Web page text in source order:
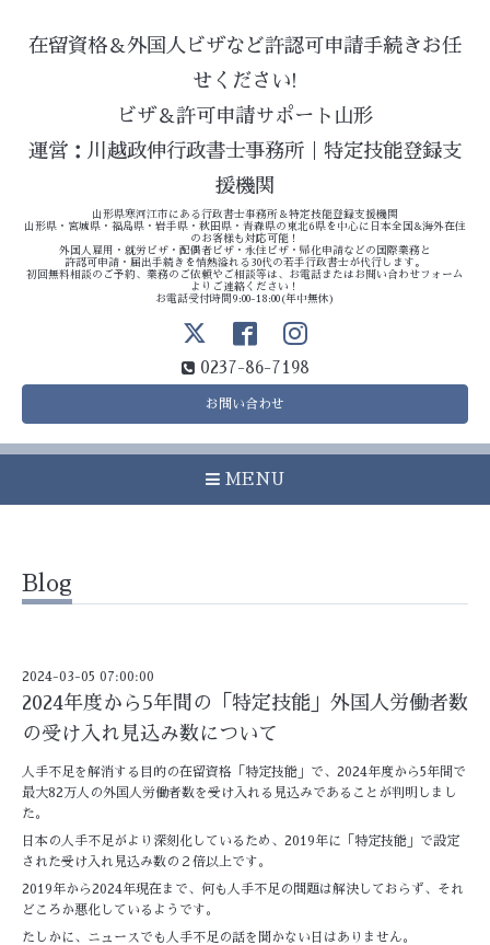
在留資格＆外国人ビザなど許認可申請手続きお任
せください!
ビザ＆許可申請サポート山形
運営：川越政伸行政書士事務所｜特定技能登録支
援機関
山形県寒河江市にある行政書士事務所＆特定技能登録支援機関
山形県・宮城県・福島県・岩手県・秋田県・青森県の東北6県を中心に日本全国&海外在住
のお客様も対応可能！
外国人雇用・就労ビザ・配偶者ビザ・永住ビザ・帰化申請などの国際業務と
許認可申請・届出手続きを情熱溢れる30代の若手行政書士が代行します。
初回無料相談のご予約、業務のご依頼やご相談等は、お電話またはお問い合わせフォーム
よりご連絡ください！
お電話受付時間9:00-18:00(年中無休)
0237-86-7198
お問い合わせ
MENU
Blog
2024-03-05 07:00:00
2024年度から5年間の「特定技能」外国人労働者数
の受け入れ見込み数について
人手不足を解消する目的の在留資格「特定技能」で、2024年度から5年間で
最大82万人の外国人労働者数を受け入れる見込みであることが判明しまし
た。
日本の人手不足がより深刻化しているため、2019年に「特定技能」で設定
された受け入れ見込み数の２倍以上です。
2019年から2024年現在まで、何も人手不足の問題は解決しておらず、それ
どころか悪化しているようです。
たしかに、ニュースでも人手不足の話を聞かない日はありません。